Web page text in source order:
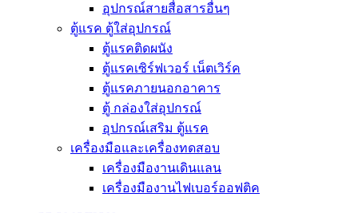
อุปกรณ์สายสื่อสารอื่นๆ
ตู้แรค ตู้ใส่อุปกรณ์
ตู้แรคติดผนัง
ตู้แรคเซิร์ฟเวอร์ เน็ตเวิร์ค
ตู้แรคภายนอกอาคาร
ตู้ กล่องใส่อุปกรณ์
อุปกรณ์เสริม ตู้แรค
เครื่องมือและเครื่องทดสอบ
เครื่องมืองานเดินแลน
เครื่องมืองานไฟเบอร์ออฟติค